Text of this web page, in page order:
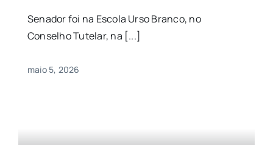
Senador foi na Escola Urso Branco, no
Conselho Tutelar, na [...]
maio 5, 2026